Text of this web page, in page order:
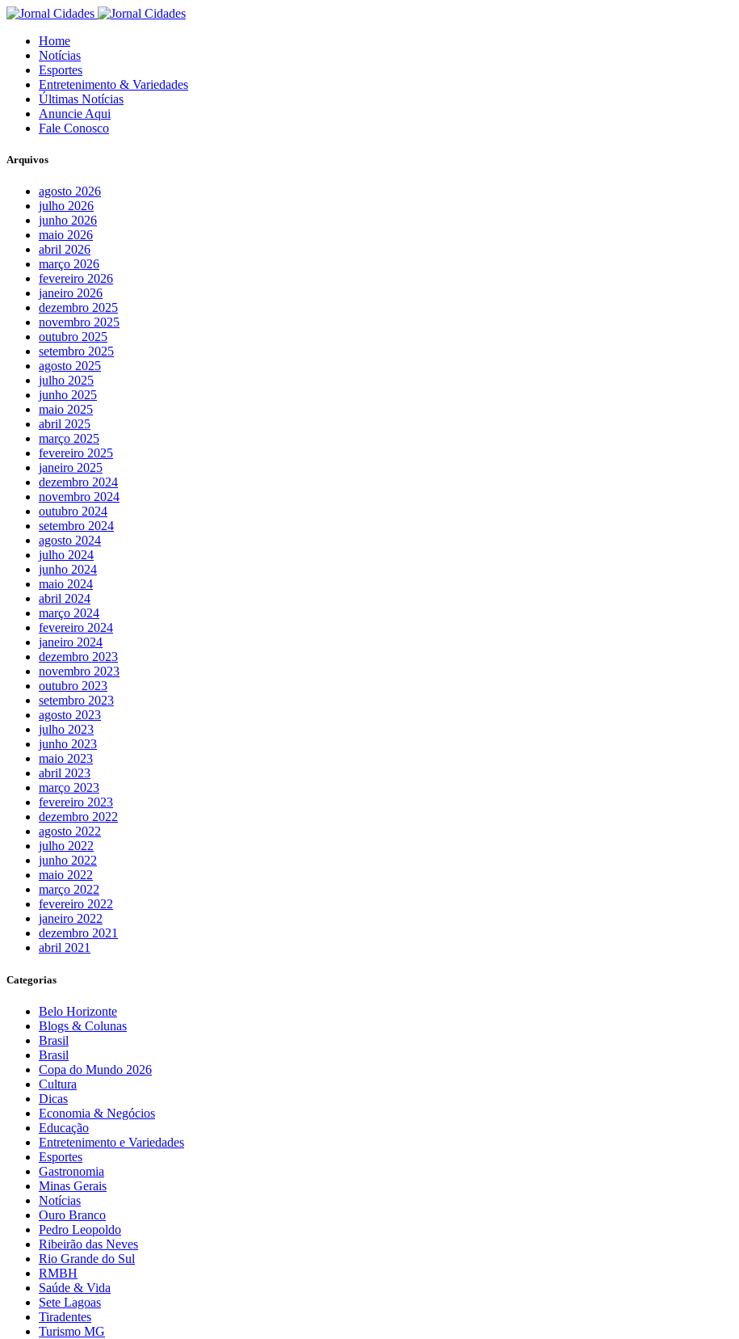
Home
Notícias
Esportes
Entretenimento & Variedades
Últimas Notícias
Anuncie Aqui
Fale Conosco
Arquivos
agosto 2026
julho 2026
junho 2026
maio 2026
abril 2026
março 2026
fevereiro 2026
janeiro 2026
dezembro 2025
novembro 2025
outubro 2025
setembro 2025
agosto 2025
julho 2025
junho 2025
maio 2025
abril 2025
março 2025
fevereiro 2025
janeiro 2025
dezembro 2024
novembro 2024
outubro 2024
setembro 2024
agosto 2024
julho 2024
junho 2024
maio 2024
abril 2024
março 2024
fevereiro 2024
janeiro 2024
dezembro 2023
novembro 2023
outubro 2023
setembro 2023
agosto 2023
julho 2023
junho 2023
maio 2023
abril 2023
março 2023
fevereiro 2023
dezembro 2022
agosto 2022
julho 2022
junho 2022
maio 2022
março 2022
fevereiro 2022
janeiro 2022
dezembro 2021
abril 2021
Categorias
Belo Horizonte
Blogs & Colunas
Brasil
Brasil
Copa do Mundo 2026
Cultura
Dicas
Economia & Negócios
Educação
Entretenimento e Variedades
Esportes
Gastronomia
Minas Gerais
Notícias
Ouro Branco
Pedro Leopoldo
Ribeirão das Neves
Rio Grande do Sul
RMBH
Saúde & Vida
Sete Lagoas
Tiradentes
Turismo MG